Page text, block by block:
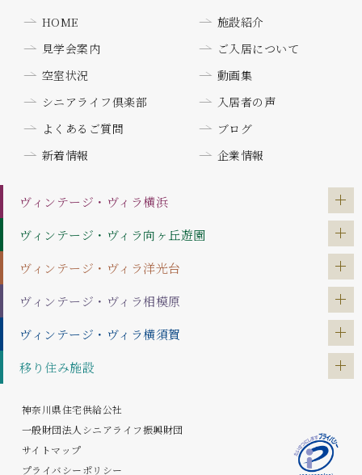
HOME
施設紹介
見学会案内
ご入居について
空室状況
動画集
シニアライフ倶楽部
入居者の声
よくあるご質問
ブログ
新着情報
企業情報
ヴィンテージ・ヴィラ横浜
ヴィンテージ・ヴィラ向ヶ丘遊園
ヴィンテージ・ヴィラ洋光台
ヴィンテージ・ヴィラ相模原
ヴィンテージ・ヴィラ横須賀
移り住み施設
神奈川県住宅供給公社
一般財団法人シニアライフ振興財団
サイトマップ
プライバシーポリシー